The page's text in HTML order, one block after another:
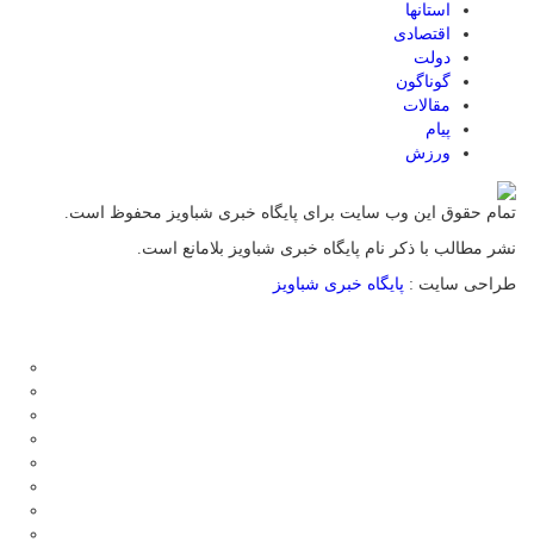
استانها
اقتصادی
دولت
گوناگون
مقالات
پیام
ورزش
تمام حقوق این وب سایت برای پایگاه خبری شباویز محفوظ است.
نشر مطالب با ذکر نام پایگاه خبری شباویز بلامانع است.
طراحی سایت : پایگاه خبری شباویز